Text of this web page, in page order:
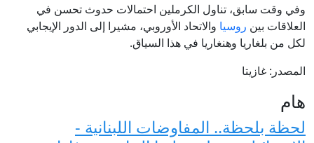
وفي وقت سابق، تناول الكرملين احتمالات حدوث تحسن في
العلاقات بين روسيا والاتحاد الأوروبي، مشيرا إلى الدور الإيجابي
لكل من بلغاريا وهنغاريا في هذا السياق.
المصدر: غازيتا
هام
لحظة بلحظة.. المفاوضات اللبنانية -